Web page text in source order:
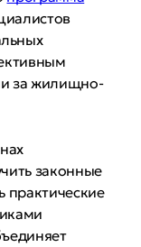
за жилищно-
законные
практические